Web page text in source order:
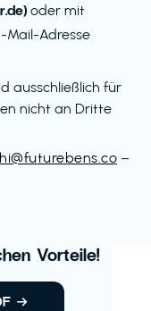
oder mit
Mail-Adresse
ausschließlich für
nicht an Dritte
hi@futurebens.co –
Vorteile!
→